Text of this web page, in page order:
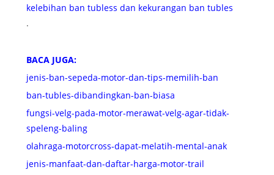
kelebihan ban tubless dan kekurangan ban tubles
.
BACA JUGA:
jenis-ban-sepeda-motor-dan-tips-memilih-ban
ban-tubles-dibandingkan-ban-biasa
fungsi-velg-pada-motor-merawat-velg-agar-tidak-
speleng-baling
olahraga-motorcross-dapat-melatih-mental-anak
jenis-manfaat-dan-daftar-harga-motor-trail